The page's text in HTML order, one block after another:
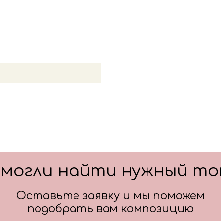
найти нужный
Оставьте заявку и мы поможем
подобрать вам композицию